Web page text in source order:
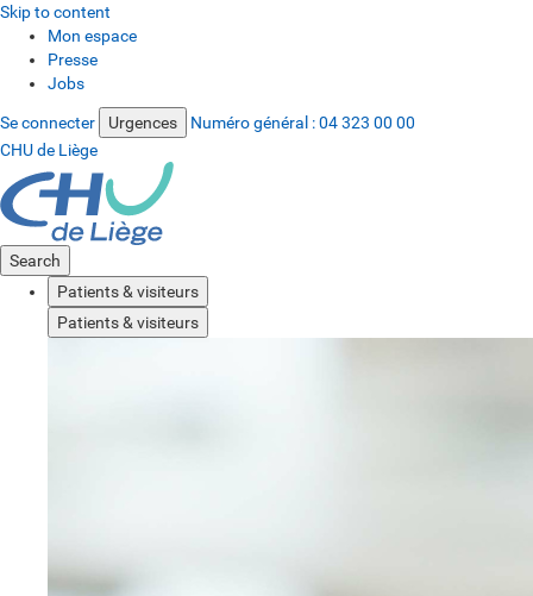
Skip to content
Mon espace
Presse
Jobs
Se connecter Urgences Numéro général :04 323 00 00
CHU de Liège
Search
Patients & visiteurs
Patients & visiteurs